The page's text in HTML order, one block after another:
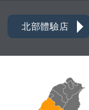
北部體驗店